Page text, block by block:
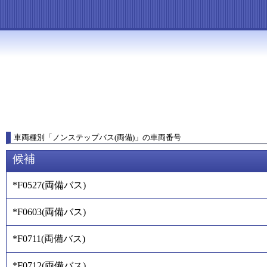
車両種別 「 ノンステップバス(両備) 」 の車両番号
候補
*F0527(両備バス)
*F0603(両備バス)
*F0711(両備バス)